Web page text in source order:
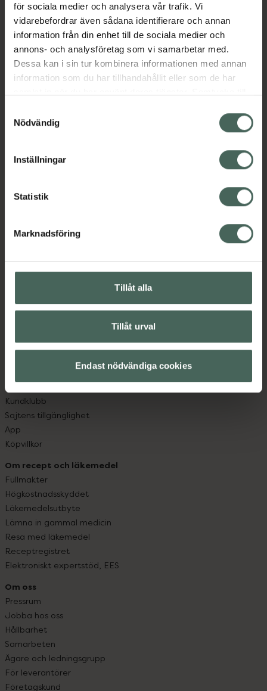
för sociala medier och analysera vår trafik. Vi
vidarebefordrar även sådana identifierare och annan
information från din enhet till de sociala medier och
annons- och analysföretag som vi samarbetar med.
Dessa kan i sin tur kombinera informationen med annan
information som du har tillhandahållit eller som de har
återkalla ditt samtycke via webbplatsens
cookieinställningar. Ett återkallat samtycke påverkar inte
lagligheten av behandling som skett innan återkallelsen.
Nödvändig
Inställningar
Statistik
Marknadsföring
Tillåt alla
Tillåt urval
Endast nödvändiga cookies
Rehband Knee
Sleeve Patella Open
Jr
UD. Knäskydd Ungdom
Pris online
Mer info
Kronans Apotek finns här för dig. Du hittar oss från Skåne i
syd till Lappland i norr, och online i mobilen och på
hjälpa just dig att må lite bättre. Välkommen att prata
Kundservice
Vanliga frågor
Leverans, betalning och retur
Kundklubb
Sajtens tillgänglighet
App
Köpvillkor
Om recept och läkemedel
Fullmakter
Högkostnadsskyddet
Läkemedelsutbyte
Lämna in gammal medicin
Resa med läkemedel
Receptregistret
Elektroniskt expertstöd, EES
Om oss
Pressrum
Jobba hos oss
Hållbarhet
Samarbeten
Ägare och ledningsgrupp
För leverantörer
Företagskund